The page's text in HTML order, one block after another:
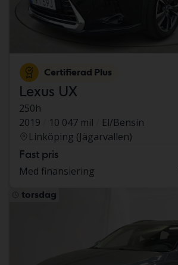
Certifierad Plus
Lexus UX
250h
2019
10 047 mil
El/Bensin
Linköping (Jägarvallen)
Fast pris
Med finansiering
torsdag